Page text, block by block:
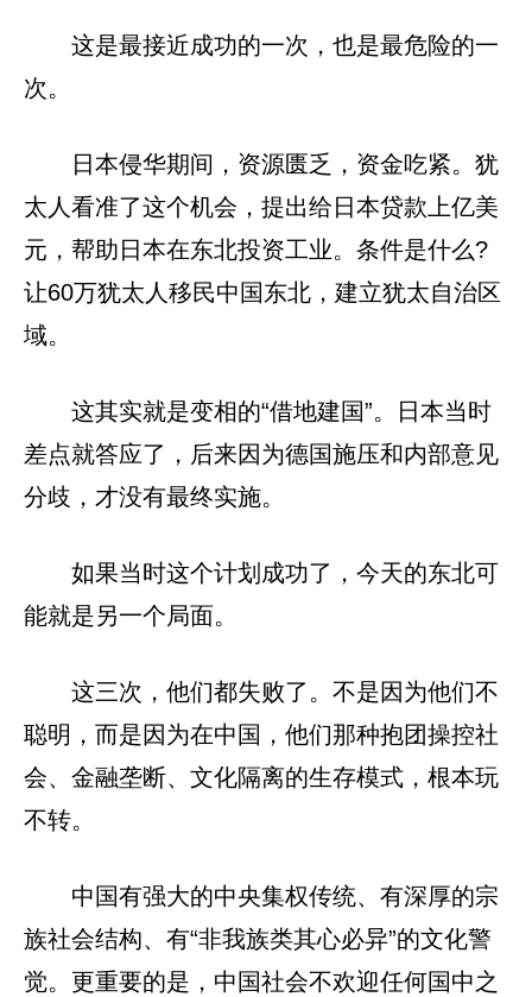
这是最接近成功的一次，也是最危险的一
次。
日本侵华期间，资源匮乏，资金吃紧。犹
太人看准了这个机会，提出给日本贷款上亿美
元，帮助日本在东北投资工业。条件是什么?
让60万犹太人移民中国东北，建立犹太自治区
域。
这其实就是变相的“借地建国”。日本当时
差点就答应了，后来因为德国施压和内部意见
分歧，才没有最终实施。
如果当时这个计划成功了，今天的东北可
能就是另一个局面。
这三次，他们都失败了。不是因为他们不
聪明，而是因为在中国，他们那种抱团操控社
会、金融垄断、文化隔离的生存模式，根本玩
不转。
中国有强大的中央集权传统、有深厚的宗
族社会结构、有“非我族类其心必异”的文化警
觉。更重要的是，中国社会不欢迎任何国中之